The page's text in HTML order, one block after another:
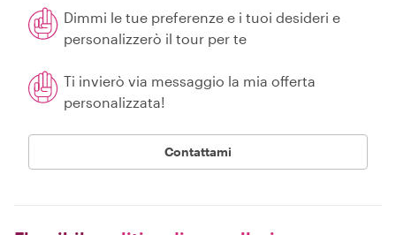
Dimmi le tue preferenze e i tuoi desideri e
personalizzerò il tour per te
Ti invierò via messaggio la mia offerta
personalizzata!
Contattami